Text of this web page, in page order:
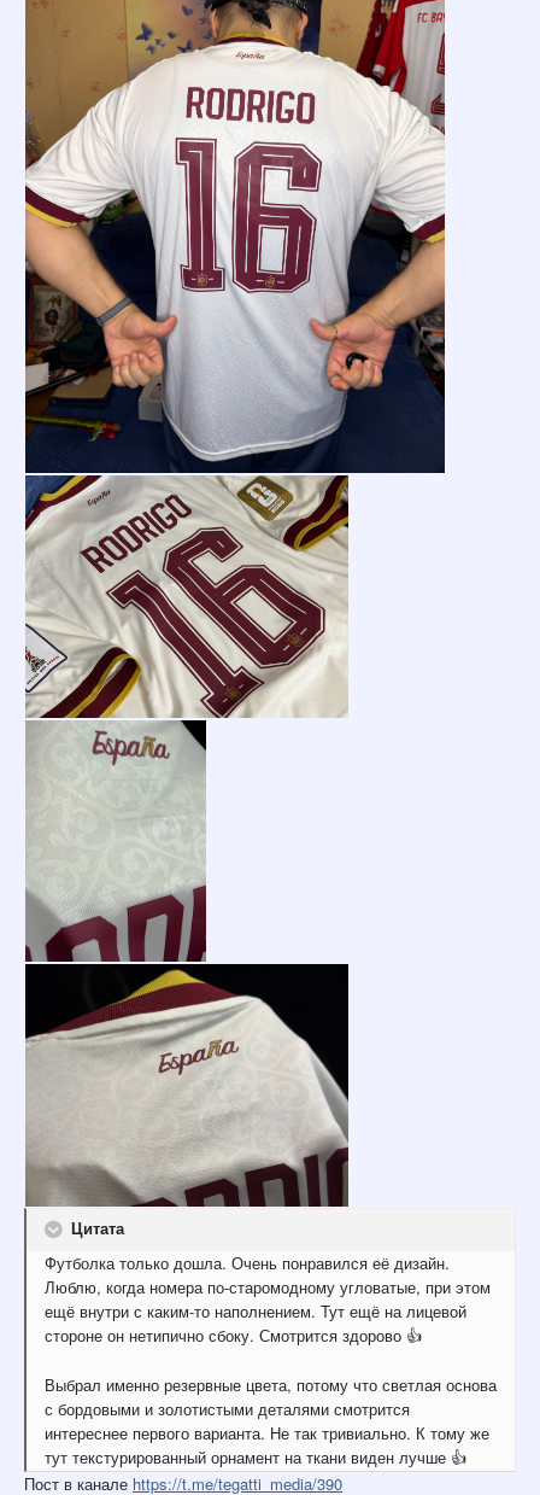
Цитата
Футболка только дошла. Очень понравился её дизайн.
Люблю, когда номера по-старомодному угловатые, при этом
ещё внутри с каким-то наполнением. Тут ещё на лицевой
стороне он нетипично сбоку. Смотрится здорово 👍
Выбрал именно резервные цвета, потому что светлая основа
с бордовыми и золотистыми деталями смотрится
интереснее первого варианта. Не так тривиально. К тому же
тут текстурированный орнамент на ткани виден лучше 👍
Пост в канале https://t.me/tegatti_media/390